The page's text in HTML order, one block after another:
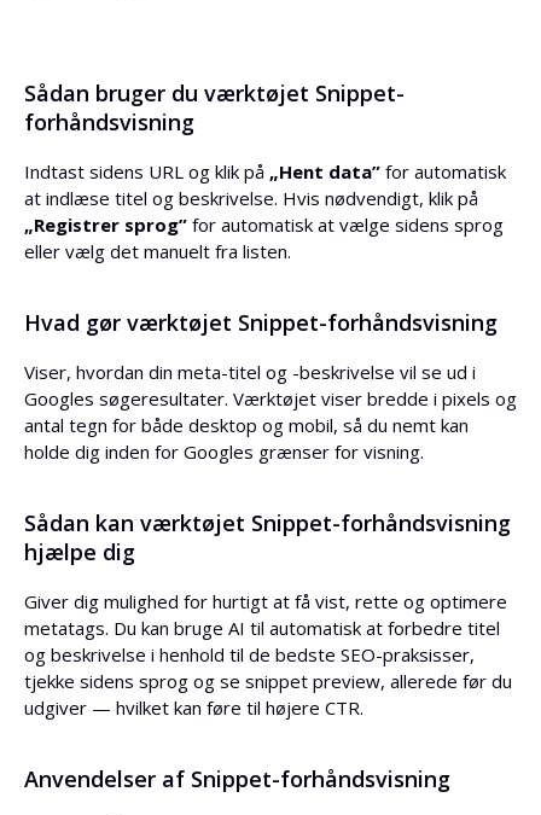
Sådan bruger du værktøjet Snippet-
forhåndsvisning
Indtast sidens URL og klik på „Hent data” for automatisk
at indlæse titel og beskrivelse. Hvis nødvendigt, klik på
„Registrer sprog” for automatisk at vælge sidens sprog
eller vælg det manuelt fra listen.
Hvad gør værktøjet Snippet-forhåndsvisning
Viser, hvordan din meta-titel og -beskrivelse vil se ud i
Googles søgeresultater. Værktøjet viser bredde i pixels og
antal tegn for både desktop og mobil, så du nemt kan
holde dig inden for Googles grænser for visning.
Sådan kan værktøjet Snippet-forhåndsvisning
hjælpe dig
Giver dig mulighed for hurtigt at få vist, rette og optimere
metatags. Du kan bruge AI til automatisk at forbedre titel
og beskrivelse i henhold til de bedste SEO-praksisser,
tjekke sidens sprog og se snippet preview, allerede før du
udgiver — hvilket kan føre til højere CTR.
Anvendelser af Snippet-forhåndsvisning